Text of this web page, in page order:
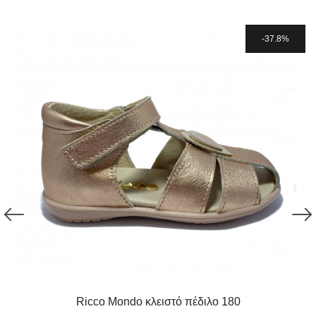
37.8%
Ricco Mondo κλειστό πέδιλο 180